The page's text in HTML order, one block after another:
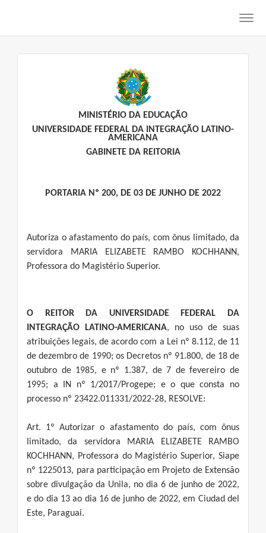
MINISTÉRIO DA EDUCAÇÃO
UNIVERSIDADE FEDERAL DA INTEGRAÇÃO LATINO-
AMERICANA
GABINETE DA REITORIA
PORTARIA Nº 200, DE 03 DE JUNHO DE 2022
Autoriza o afastamento do país, com ônus limitado, da
servidora MARIA ELIZABETE RAMBO KOCHHANN,
Professora do Magistério Superior.
O REITOR DA UNIVERSIDADE FEDERAL DA
INTEGRAÇÃO LATINO-AMERICANA, no uso de suas
atribuições legais, de acordo com a Lei nº 8.112, de 11
de dezembro de 1990; os Decretos nº 91.800, de 18 de
outubro de 1985, e nº 1.387, de 7 de fevereiro de
1995; a IN nº 1/2017/Progepe; e o que consta no
processo nº 23422.011331/2022-28, RESOLVE:
Art. 1º Autorizar o afastamento do país, com ônus
limitado, da servidora MARIA ELIZABETE RAMBO
KOCHHANN, Professora do Magistério Superior, Siape
nº 1225013, para participação em Projeto de Extensão
sobre divulgação da Unila, no dia 6 de junho de 2022,
e do dia 13 ao dia 16 de junho de 2022, em Ciudad del
Este, Paraguai.